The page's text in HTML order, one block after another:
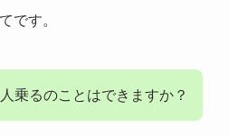
です。
乗るのことはできますか？